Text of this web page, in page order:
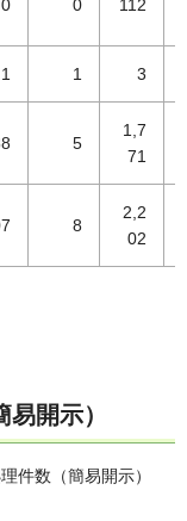
0 0 112
1 1 3
5
1,7
71
8
2,2
02
開示）
件数（簡易開示）